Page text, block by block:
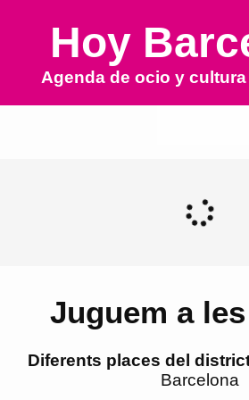
Hoy
Agenda de ocio y cultura
Juguem a
Diferents places del
Barcelona